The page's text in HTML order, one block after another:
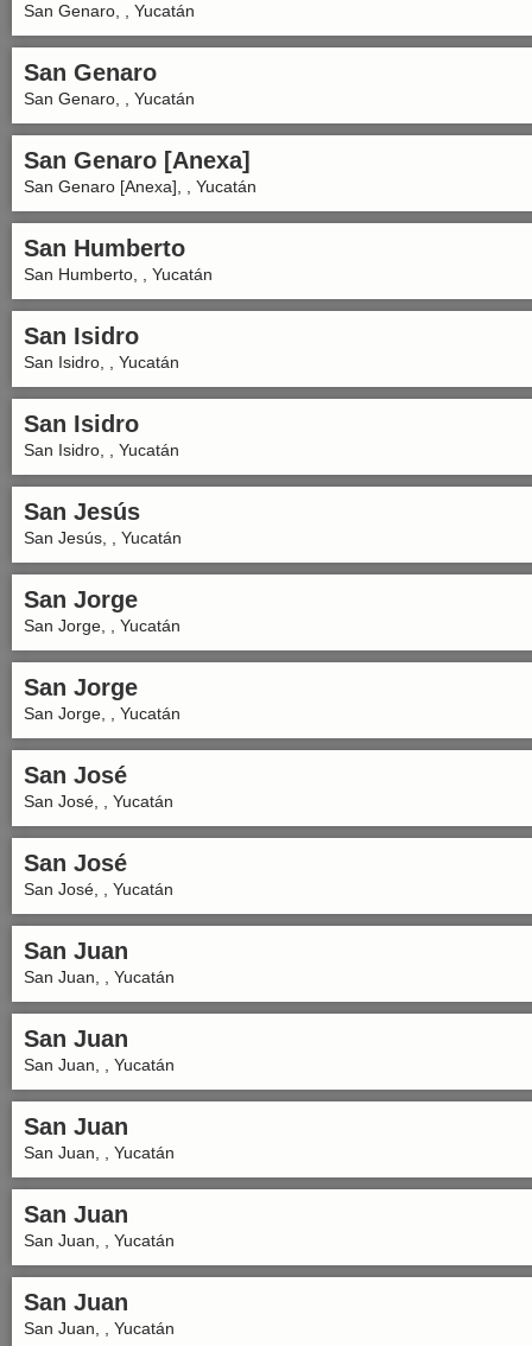
San Genaro, , Yucatán
San Genaro
San Genaro, , Yucatán
San Genaro [Anexa]
San Genaro [Anexa], , Yucatán
San Humberto
San Humberto, , Yucatán
San Isidro
San Isidro, , Yucatán
San Isidro
San Isidro, , Yucatán
San Jesús
San Jesús, , Yucatán
San Jorge
San Jorge, , Yucatán
San Jorge
San Jorge, , Yucatán
San José
San José, , Yucatán
San José
San José, , Yucatán
San Juan
San Juan, , Yucatán
San Juan
San Juan, , Yucatán
San Juan
San Juan, , Yucatán
San Juan
San Juan, , Yucatán
San Juan
San Juan, , Yucatán